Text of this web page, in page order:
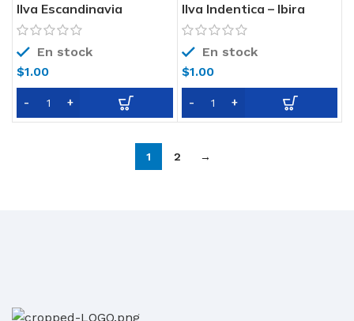
Ilva Escandinavia
Rectificado – Helsinki
20×120
En stock
$1.00
Ilva Indentica – Ibira
Rectificado
15×90//22,5×90
En stock
$1.00
1 2 →